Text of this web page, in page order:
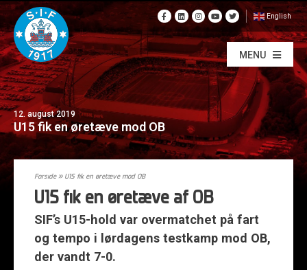
English
MENU
12. august 2019
U15 fik en øretæve mod OB
Forside» U15 fik en øretæve mod OB
U15 fik en øretæve af OB
SIF’s U15-hold var overmatchet på fart
og tempo i lørdagens testkamp mod OB,
der vandt 7-0.